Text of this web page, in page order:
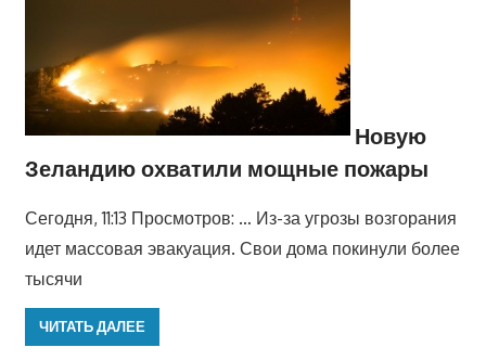
Новую
Зеландию охватили мощные пожары
Сегодня, 11:13 Просмотров: … Из-за угрозы возгорания
идет массовая эвакуация. Свои дома покинули более
тысячи
ЧИТАТЬ ДАЛЕЕ